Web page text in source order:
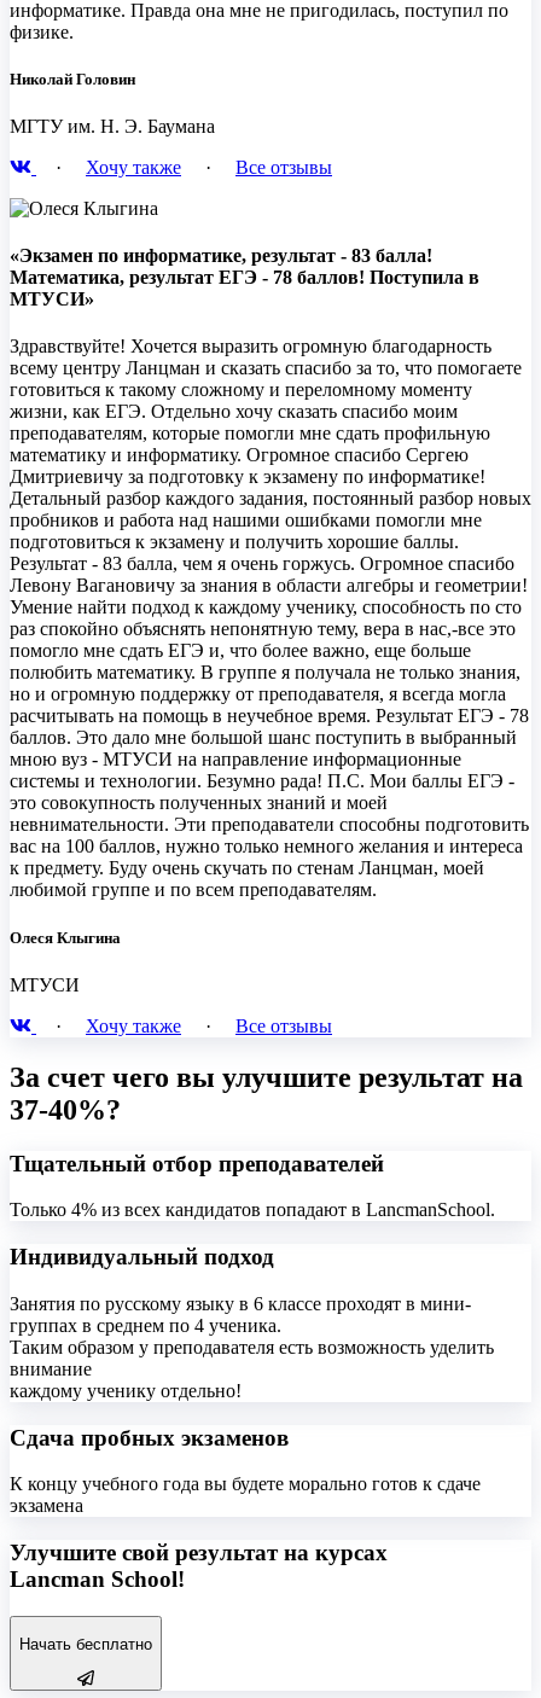
информатике. Правда она мне не пригодилась, поступил по
физике.
Николай Головин
МГТУ им. Н. Э. Баумана
· Хочу также · Все отзывы
«Экзамен по информатике, результат - 83 балла!
Математика, результат ЕГЭ - 78 баллов! Поступила в
МТУСИ»
Здравствуйте! Хочется выразить огромную благодарность
всему центру Ланцман и сказать спасибо за то, что помогаете
готовиться к такому сложному и переломному моменту
жизни, как ЕГЭ. Отдельно хочу сказать спасибо моим
преподавателям, которые помогли мне сдать профильную
математику и информатику. Огромное спасибо Сергею
Дмитриевичу за подготовку к экзамену по информатике!
Детальный разбор каждого задания, постоянный разбор новых
пробников и работа над нашими ошибками помогли мне
подготовиться к экзамену и получить хорошие баллы.
Результат - 83 балла, чем я очень горжусь. Огромное спасибо
Левону Вагановичу за знания в области алгебры и геометрии!
Умение найти подход к каждому ученику, способность по сто
раз спокойно объяснять непонятную тему, вера в нас,-все это
помогло мне сдать ЕГЭ и, что более важно, еще больше
полюбить математику. В группе я получала не только знания,
но и огромную поддержку от преподавателя, я всегда могла
расчитывать на помощь в неучебное время. Результат ЕГЭ - 78
баллов. Это дало мне большой шанс поступить в выбранный
мною вуз - МТУСИ на направление информационные
системы и технологии. Безумно рада! П.С. Мои баллы ЕГЭ -
это совокупность полученных знаний и моей
невнимательности. Эти преподаватели способны подготовить
вас на 100 баллов, нужно только немного желания и интереса
к предмету. Буду очень скучать по стенам Ланцман, моей
любимой группе и по всем преподавателям.
Олеся Клыгина
МТУСИ
· Хочу также · Все отзывы
За счет чего вы улучшите результат на
37-40%?
Тщательный отбор преподавателей
Только 4% из всех кандидатов попадают в LancmanSchool.
Индивидуальный подход
Занятия по русскому языку в 6 классе проходят в мини-
группах в среднем по 4 ученика.
Таким образом у преподавателя есть возможность уделить
внимание
каждому ученику отдельно!
Сдача пробных экзаменов
К концу учебного года вы будете морально готов к сдаче
экзамена
Улучшите свой результат на курсах
Lancman School!
Начать бесплатно